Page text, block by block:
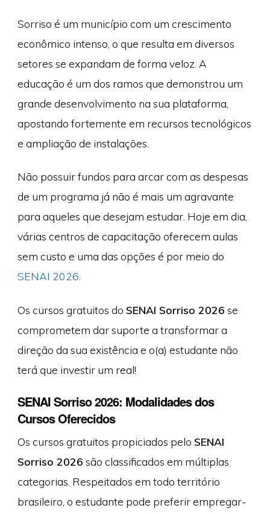
Sorriso é um município com um crescimento
econômico intenso, o que resulta em diversos
setores se expandam de forma veloz. A
educação é um dos ramos que demonstrou um
grande desenvolvimento na sua plataforma,
apostando fortemente em recursos tecnológicos
e ampliação de instalações.
Não possuir fundos para arcar com as despesas
de um programa já não é mais um agravante
para aqueles que desejam estudar. Hoje em dia,
várias centros de capacitação oferecem aulas
sem custo e uma das opções é por meio do
SENAI 2026
Os cursos gratuitos do SENAI Sorriso 2026 se
comprometem dar suporte a transformar a
direção da sua existência e o(a) estudante não
terá que investir um real!
SENAI Sorriso 2026: Modalidades dos
Cursos Oferecidos
Os cursos gratuitos propiciados pelo SENAI
Sorriso 2026 são classificados em múltiplas
categorias. Respeitados em todo território
brasileiro, o estudante pode preferir empregar-